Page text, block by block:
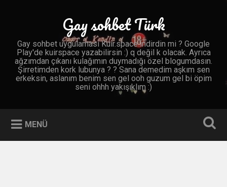
Gay sohbet Türk
Gay sohbet uygulaması Kuir.space indirdin mi ? Google
Play'de kuirspace yazabilirsin :) q değil k olacak. Ayrıca
ağzımdan çıkanı kulağımın duymadığı özel blogumdasın.
Şirretimden kork lubunya ? ? Sana demedim aşkım sen
erkeksin, aslanım benim sen gel ooh guzum gel bi öpim
seni ohhh yakışıklım :)
MENÜ